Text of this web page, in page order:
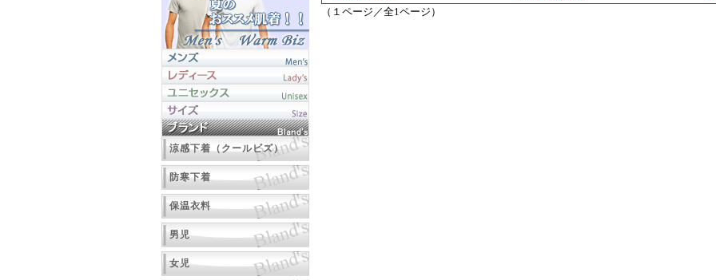
涼感下着（クールビズ）
防寒下着
保温衣料
男児
女児
（１ページ／全1ページ）